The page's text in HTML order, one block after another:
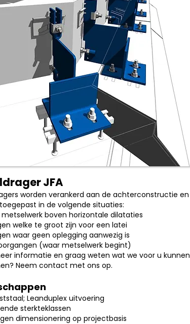
JFA
worden verankerd aan de achterconstructie en
in de volgende situaties:
boven horizontale dilataties
welke te groot zijn voor een latei
waar geen oplegging aanwezig is
(waar metselwerk begint)
informatie en graag weten wat we voor u kunnen
Neem contact met ons op.
Leanduplex uitvoering
sterkteklassen
dimensionering op projectbasis